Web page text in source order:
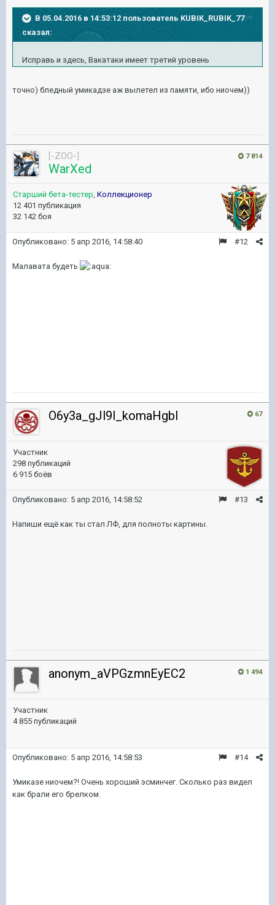
В 05.04.2016 в 14:53:12 пользователь KUBIK_RUBIK_77
сказал:
Исправь и здесь, Вакатаки имеет третий уровень
точно) бледный умикадзе аж вылетел из памяти, ибо ниочем))
7 814
[-ZOO-]
WarXed
Старший бета-тестер Коллекционер
12 401 публикация
32 142 боя
#12
Опубликовано: 5 апр 2016, 14:58:40
Малавата будеть
67
O6y3a_gJl9l_komaHgbl
Участник
298 публикаций
6 915 боёв
#13
Опубликовано: 5 апр 2016, 14:58:52
Напиши ещё как ты стал ЛФ, для полноты картины.
1 494
anonym_aVPGzmnEyEC2
Участник
4 855 публикаций
#14
Опубликовано: 5 апр 2016, 14:58:53
Умиказе ниочем?! Очень хороший эсминчег. Сколько раз видел
как брали его брелком.